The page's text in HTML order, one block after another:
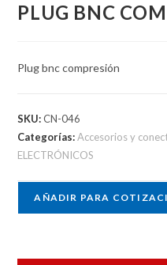
PLUG BNC
Plug bnc compresión
SKU:CN-046
Categorías:Accesorios y
ELECTRÓNICOS
AÑADIR PARA